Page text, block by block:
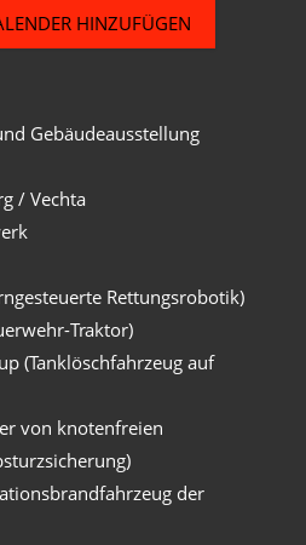
HINZUFÜGEN
Gebäudeausstellung
/ Vechta
Rettungsrobotik)
Traktor)
(Tanklöschfahrzeug auf
von knotenfreien
der